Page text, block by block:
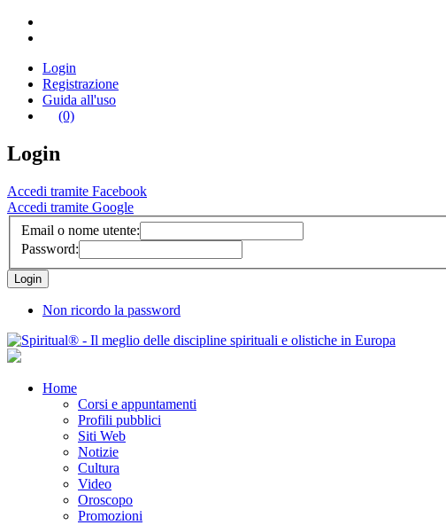
Login
Registrazione
Guida all'uso
(0)
Login
Accedi tramite Facebook
Accedi tramite Google
Email o nome utente:
Password:
Non ricordo la password
Home
Corsi e appuntamenti
Profili pubblici
Siti Web
Notizie
Cultura
Video
Oroscopo
Promozioni